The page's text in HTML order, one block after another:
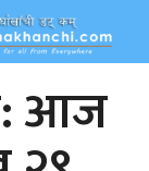
आज